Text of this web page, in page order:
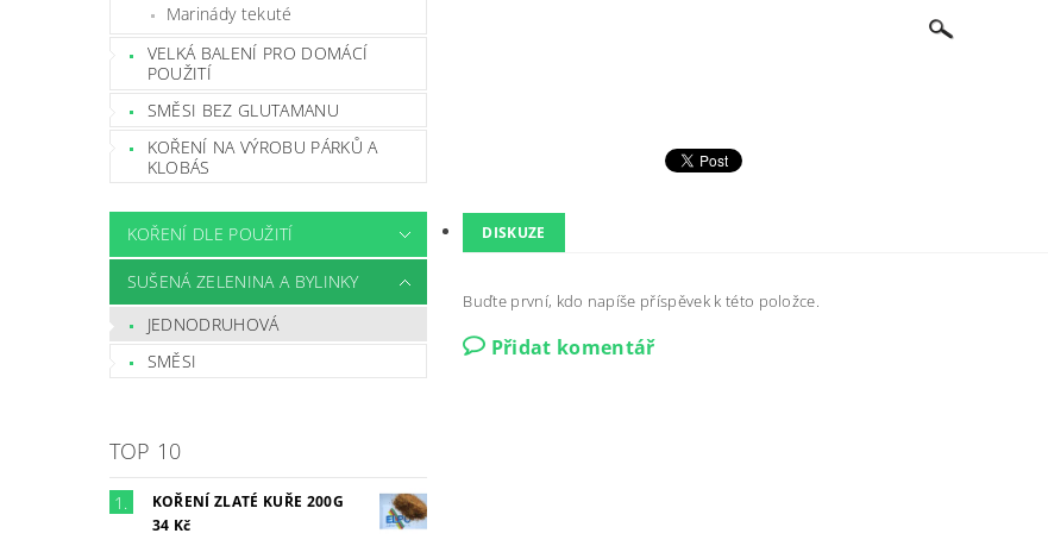
Marinády tekuté
VELKÁ BALENÍ PRO DOMÁCÍ
POUŽITÍ
SMĚSI BEZ GLUTAMANU
KOŘENÍ NA VÝROBU PÁRKŮ A
KLOBÁS
KOŘENÍ DLE POUŽITÍ
SUŠENÁ ZELENINA A BYLINKY
JEDNODRUHOVÁ
SMĚSI
TOP 10
KOŘENÍ ZLATÉ KUŘE 200G
34 Kč
DISKUZE
Buďte první, kdo napíše příspěvek k této položce.
Přidat komentář